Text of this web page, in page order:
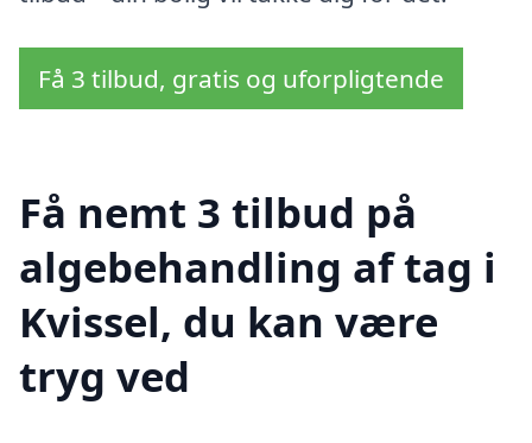
Få 3 tilbud, gratis og uforpligtende
Få nemt 3 tilbud på
algebehandling af tag i
Kvissel, du kan være
tryg ved